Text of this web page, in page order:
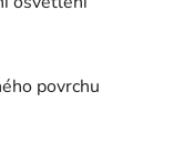
povrchu